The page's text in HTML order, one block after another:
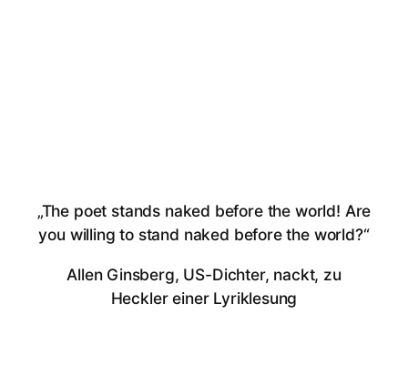
„The poet stands naked before the world! Are
you willing to stand naked before the world?“
Allen Ginsberg, US-Dichter, nackt, zu
Heckler einer Lyriklesung